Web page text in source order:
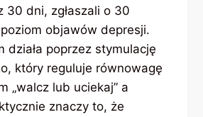
30 dni, zgłaszali o 30
objawów depresji.
działa poprzez stymulację
który reguluje równowagę
„walcz lub uciekaj” a
znaczy to, że